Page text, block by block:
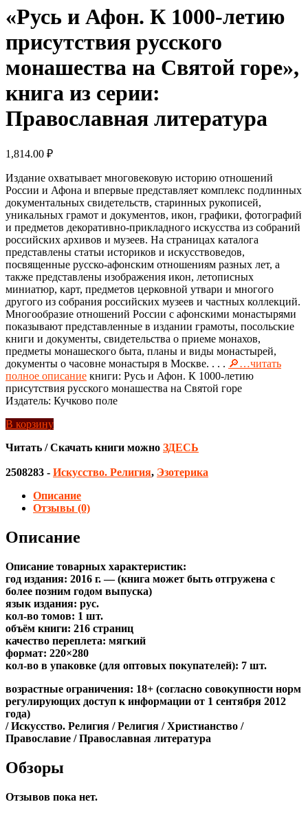
«Русь и Афон. К 1000-летию
присутствия русского
монашества на Святой горе»,
книга из серии:
Православная литература
1,814.00 ₽
Издание охватывает многовековую историю отношений
России и Афона и впервые представляет комплекс подлинных
документальных свидетельств, старинных рукописей,
уникальных грамот и документов, икон, графики, фотографий
и предметов декоративно-прикладного искусства из собраний
российских архивов и музеев. На страницах каталога
представлены статьи историков и искусствоведов,
посвященные русско-афонским отношениям разных лет, а
также представлены изображения икон, летописных
миниатюр, карт, предметов церковной утвари и многого
другого из собрания российских музеев и частных коллекций.
Многообразие отношений России с афонскими монастырями
показывают представленные в издании грамоты, посольские
книги и документы, свидетельства о приеме монахов,
предметы монашеского быта, планы и виды монастырей,
документы о часовне монастыря в Москве. . . . 🔎…читать
полное описание книги: Русь и Афон. К 1000-летию
присутствия русского монашества на Святой горе
Издатель: Кучково поле
В корзину
Читать / Скачать книги можно ЗДЕСЬ
2508283 - Искусство. Религия, Эзотерика
Описание
Отзывы (0)
Описание
Описание товарных характеристик:
год издания: 2016 г. — (книга может быть отгружена c
более позним годом выпуска)
язык издания: рус.
кол-во томов: 1 шт.
объём книги: 216 страниц
качество переплета: мягкий
формат: 220×280
кол-во в упаковке (для оптовых покупателей): 7 шт.
возрастные ограничения: 18+ (согласно совокупности норм
регулирующих доступ к информации от 1 сентября 2012
года)
/ Искусство. Религия / Религия / Христианство /
Православие / Православная литература
Обзоры
Отзывов пока нет.